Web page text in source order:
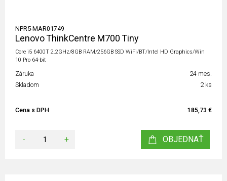
NPR5-MAR01749
Lenovo ThinkCentre M700 Tiny
Core i5 6400T 2.2GHz/8GB RAM/256GB SSD WiFi/BT/Intel HD Graphics/Win
10 Pro 64-bit
Záruka
24 mes.
Skladom
2 ks
Cena s DPH 185,73 €
- + OBJEDNAŤ